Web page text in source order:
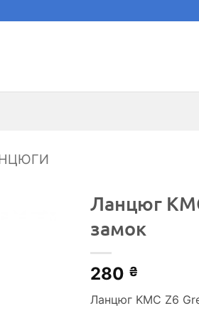
Ланцюг
замок
280 ₴
Ланцюг KMC Z6